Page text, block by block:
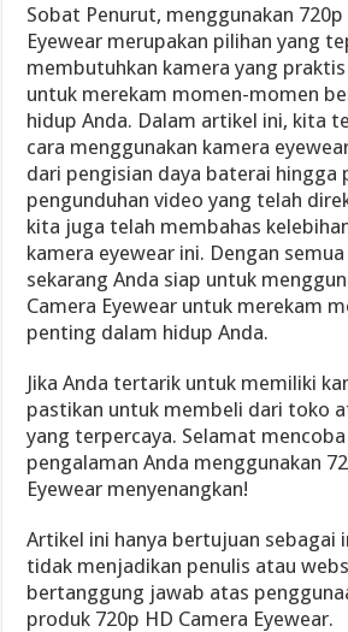
Sobat Penurut, menggunakan 720p
Eyewear merupakan pilihan yang
membutuhkan kamera yang
untuk merekam momen-momen
hidup Anda. Dalam artikel ini, kita
cara menggunakan kamera
dari pengisian daya baterai hingga
pengunduhan video yang telah
kita juga telah membahas
kamera eyewear ini. Dengan
sekarang Anda siap untuk
Camera Eyewear untuk merekam
penting dalam hidup Anda.
Jika Anda tertarik untuk memiliki
pastikan untuk membeli dari toko
yang terpercaya. Selamat
pengalaman Anda menggunakan
Eyewear menyenangkan!
Artikel ini hanya bertujuan sebagai
tidak menjadikan penulis atau
bertanggung jawab atas
produk 720p HD Camera Eyewear.